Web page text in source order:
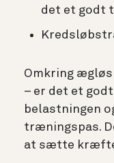
det et godt
Omkring
– er det et
belastningen
træningspas.
at sætte